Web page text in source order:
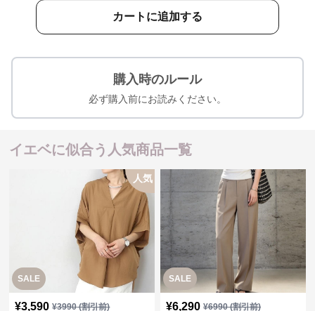
カートに追加する
購入時のルール
必ず購入前にお読みください。
イエベに似合う人気商品一覧
SALE
人気
¥3,590 ¥3990(割引前)
SALE
¥6,290 ¥6990(割引前)